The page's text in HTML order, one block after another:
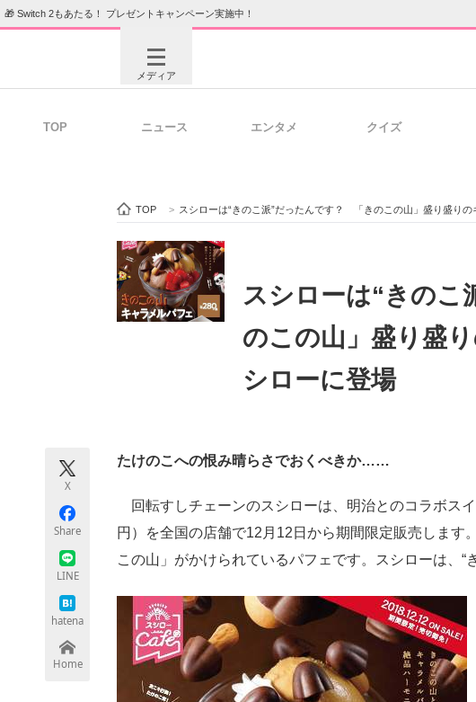
🎁 Switch 2もあたる！ プレゼントキャンペーン実施中！
メディア
ビジネスと働き方のヒント
ITエンジニア向け専門サイト 企業向けIT製品の総合サイト
ちょっと気になるネットの話題
TOP ニュース エンタメ クイズ
TOP > スシローは“きのこ派”だったんです？ 「きのこの山」盛り盛り
スシローは“きの
のこの山」盛り盛
シローに登場
X
Share
LINE
hatena
Home
たけのこへの恨み晴らさでおくべきか……
回転すしチェーンのスシローは、明治とのコラボス
円）を全国の店舗で12月12日から期間限定販売します
この山」がかけられているパフェです。スシローは、“